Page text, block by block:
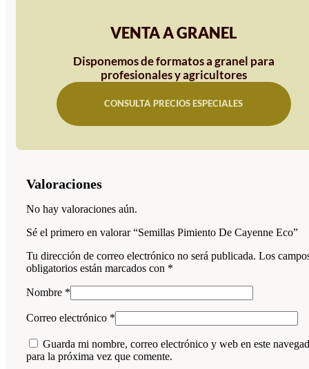
VENTA A GRANEL
Disponemos de formatos a granel para
profesionales y agricultores
CONSULTA PRECIOS ESPECIALES
Valoraciones
No hay valoraciones aún.
Sé el primero en valorar “Semillas Pimiento De Cayenne Eco”
Tu dirección de correo electrónico no será publicada. Los
obligatorios están marcados con *
Nombre *
Correo electrónico *
Guarda mi nombre, correo electrónico y web en este
para la próxima vez que comente.